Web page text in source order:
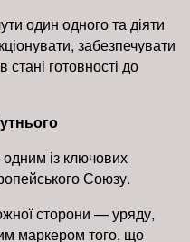
один одного та діяти
забезпечувати
стані готовності до
одним із ключових
Союзу.
сторони — уряду,
маркером того, що